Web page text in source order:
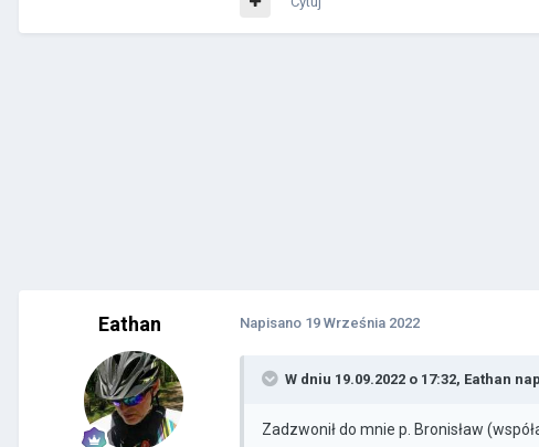
Eathan Napisano 19 Września 2022
W dniu 19.09.2022 o 17:32, Eathan
Zadzwonił do mnie p. Bronisław